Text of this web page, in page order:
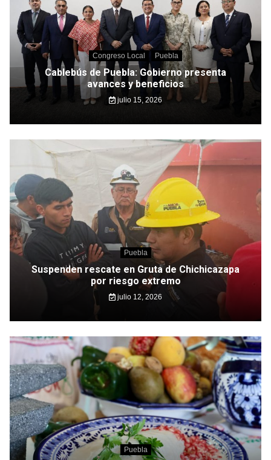
Congreso Local Puebla
Cablebús de Puebla: Gobierno presenta
avances y beneficios
julio 15, 2026
Puebla
Suspenden rescate en Gruta de Chichicazapa
por riesgo extremo
julio 12, 2026
Puebla